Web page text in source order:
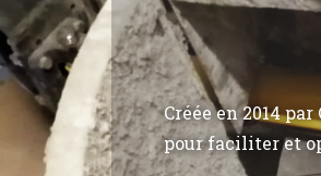
Créée en 2014
pour faciliter et